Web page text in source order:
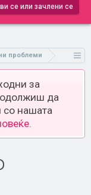
се или зачлени се
проблеми
за
да
со нашата